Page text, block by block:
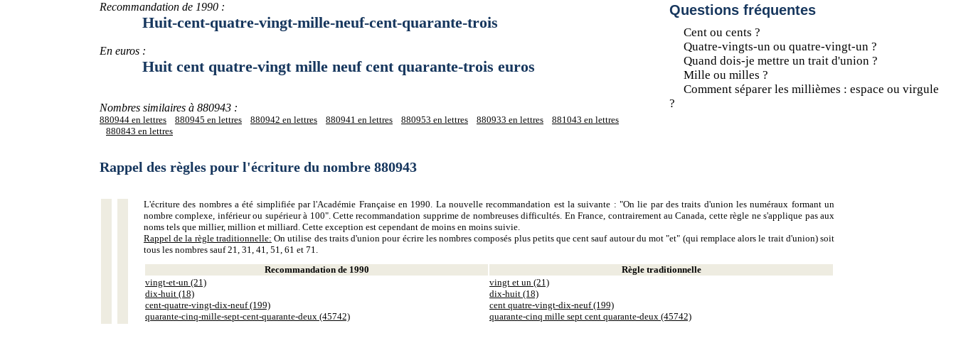
Questions fréquentes
Cent ou cents ?
Quatre-vingts-un ou quatre-vingt-un ?
Quand dois-je mettre un trait d'union ?
Mille ou milles ?
Comment séparer les millièmes : espace ou virgule
?
Recommandation de 1990 :
Huit-cent-quatre-vingt-mille-neuf-cent-quarante-trois
En euros :
Huit cent quatre-vingt mille neuf cent quarante-trois euros
Nombres similaires à 880943 :
880944 en lettres 880945 en lettres 880942 en lettres 880941 en lettres 880953 en lettres 880933 en lettres
881043 en lettres
880843 en lettres
Rappel des règles pour l'écriture du nombre 880943
L'écriture des nombres a été simplifiée par l'Académie Française en 1990. La nouvelle recommandation est la suivante : "On lie par des traits d'union les numéraux formant un
nombre complexe, inférieur ou supérieur à 100". Cette recommandation supprime de nombreuses difficultés. En France, contrairement au Canada, cette règle ne s'applique pas aux
noms tels que millier, million et milliard. Cette exception est cependant de moins en moins suivie.
Rappel de la règle traditionnelle: On utilise des traits d'union pour écrire les nombres composés plus petits que cent sauf autour du mot "et" (qui remplace alors le trait d'union) soit
tous les nombres sauf 21, 31, 41, 51, 61 et 71.
Recommandation de 1990
Règle traditionnelle
vingt-et-un (21)
dix-huit (18)
cent-quatre-vingt-dix-neuf (199)
quarante-cinq-mille-sept-cent-quarante-deux (45742)
vingt et un (21)
dix-huit (18)
cent quatre-vingt-dix-neuf (199)
quarante-cinq mille sept cent quarante-deux (45742)